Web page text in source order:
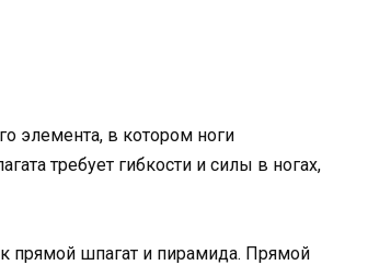
элемента, в котором ноги
требует гибкости и силы в ногах,
прямой шпагат и пирамида. Прямой